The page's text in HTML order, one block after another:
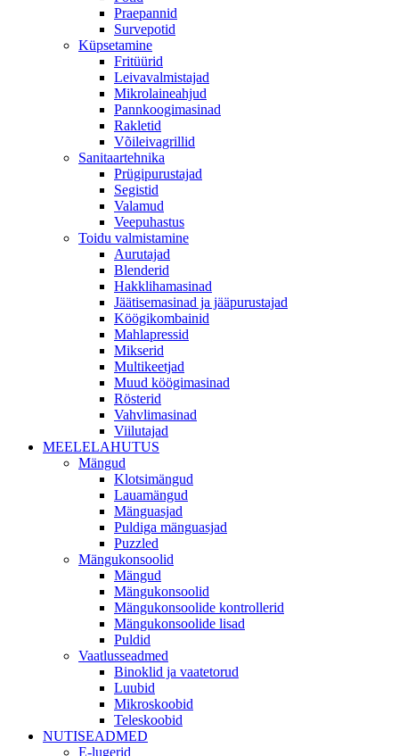
Praepannid
Survepotid
Küpsetamine
Fritüürid
Leivavalmistajad
Mikrolaineahjud
Pannkoogimasinad
Rakletid
Võileivagrillid
Sanitaartehnika
Prügipurustajad
Segistid
Valamud
Veepuhastus
Toidu valmistamine
Aurutajad
Blenderid
Hakklihamasinad
Jäätisemasinad ja jääpurustajad
Köögikombainid
Mahlapressid
Mikserid
Multikeetjad
Muud köögimasinad
Rösterid
Vahvlimasinad
Viilutajad
MEELELAHUTUS
Mängud
Klotsimängud
Lauamängud
Mänguasjad
Puldiga mänguasjad
Puzzled
Mängukonsoolid
Mängud
Mängukonsoolid
Mängukonsoolide kontrollerid
Mängukonsoolide lisad
Puldid
Vaatlusseadmed
Binoklid ja vaatetorud
Luubid
Mikroskoobid
Teleskoobid
NUTISEADMED
E-lugerid